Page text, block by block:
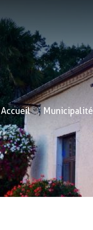
Accueil Municipalité